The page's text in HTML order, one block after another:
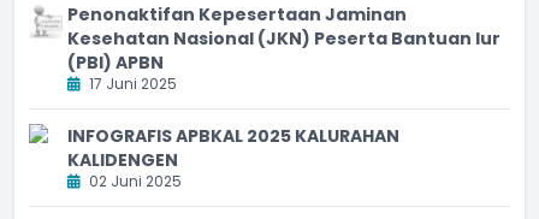
Penonaktifan Kepesertaan Jaminan
Kesehatan Nasional (JKN) Peserta Bantuan Iur
(PBI) APBN
17 Juni 2025
INFOGRAFIS APBKAL 2025 KALURAHAN
KALIDENGEN
02 Juni 2025